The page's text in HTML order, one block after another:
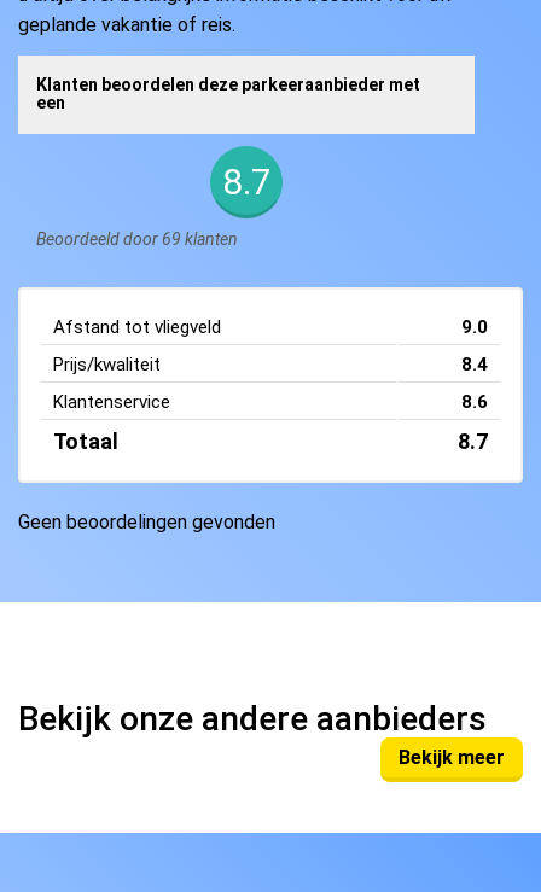
geplande vakantie of reis.
Klanten beoordelen deze parkeeraanbieder met
een
8.7
Beoordeeld door 69 klanten
Afstand tot vliegveld
9.0
Prijs/kwaliteit
8.4
Klantenservice
8.6
Totaal 8.7
Geen beoordelingen gevonden
Bekijk onze andere aanbieders
Bekijk meer